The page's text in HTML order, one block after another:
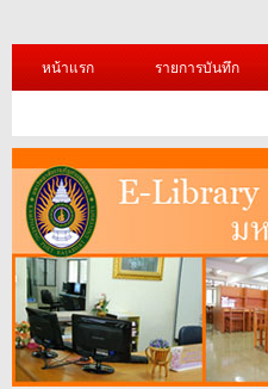
หน้าแรก รายการบันทึก